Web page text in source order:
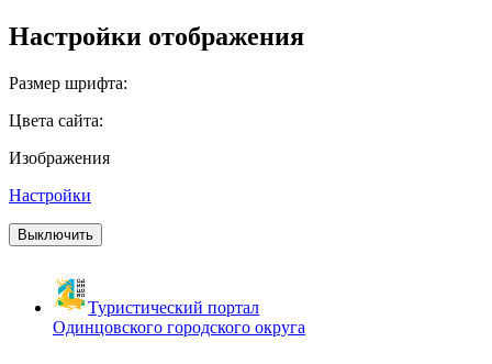
Настройки отображения
Размер шрифта:
Цвета сайта:
Изображения
Настройки
Выключить
Туристический портал
Одинцовского городского округа